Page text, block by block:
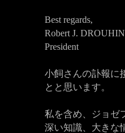
Best regards,
Robert J. DROUHIN
President
小飼さんの訃報に
とと思います。
私を含め、ジョゼ
深い知識、大きな